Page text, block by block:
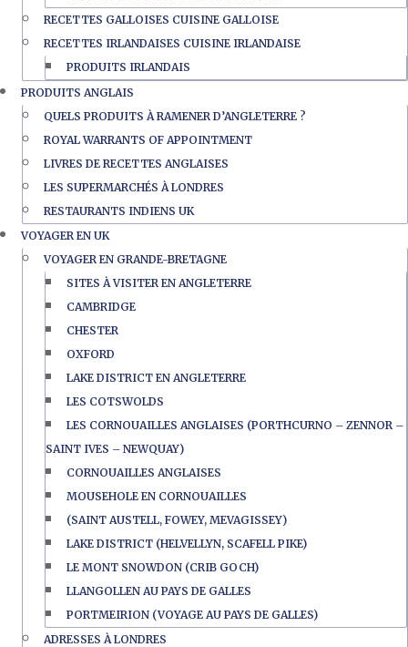
RECETTES GALLOISES CUISINE GALLOISE
RECETTES IRLANDAISES CUISINE IRLANDAISE
PRODUITS IRLANDAIS
PRODUITS ANGLAIS
QUELS PRODUITS À RAMENER D’ANGLETERRE ?
ROYAL WARRANTS OF APPOINTMENT
LIVRES DE RECETTES ANGLAISES
LES SUPERMARCHÉS À LONDRES
RESTAURANTS INDIENS UK
VOYAGER EN UK
VOYAGER EN GRANDE-BRETAGNE
SITES À VISITER EN ANGLETERRE
CAMBRIDGE
CHESTER
OXFORD
LAKE DISTRICT EN ANGLETERRE
LES COTSWOLDS
LES CORNOUAILLES ANGLAISES (PORTHCURNO – ZENNOR –
SAINT IVES – NEWQUAY)
CORNOUAILLES ANGLAISES
MOUSEHOLE EN CORNOUAILLES
(SAINT AUSTELL, FOWEY, MEVAGISSEY)
LAKE DISTRICT (HELVELLYN, SCAFELL PIKE)
LE MONT SNOWDON (CRIB GOCH)
LLANGOLLEN AU PAYS DE GALLES
PORTMEIRION (VOYAGE AU PAYS DE GALLES)
ADRESSES À LONDRES